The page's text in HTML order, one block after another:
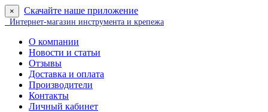
× Скачайте наше приложение
Интернет-магазин инструмента и крепежа
О компании
Новости и статьи
Отзывы
Доставка и оплата
Производители
Контакты
Личный кабинет